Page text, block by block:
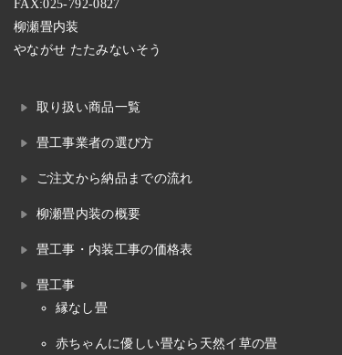
FAX:025-792-0827
柳瀬畳内装
やながせ たたみないそう
取り扱い商品一覧
畳工事業者の選び方
ご注文から納品までの流れ
柳瀬畳内装の概要
畳工事・内装工事の価格表
畳工事
縁なし畳
赤ちゃんに優しい畳なら天然イ草の畳